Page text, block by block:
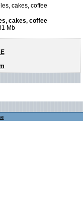
cakes, coffee
Mb